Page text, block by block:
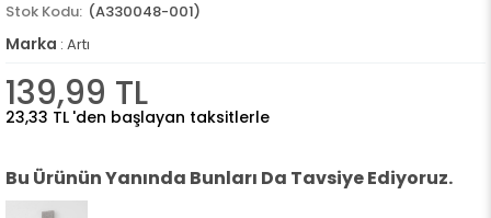
(A330048-001)
Marka : Artı
139,99 TL
23,33 TL 'den başlayan taksitlerle
Bu Ürünün Yanında Bunları Da Tavsiye Ediyoruz.